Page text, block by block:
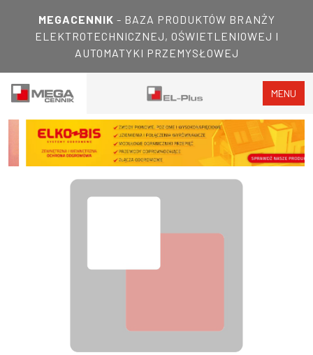
MEGACENNIK - BAZA PRODUKTÓW BRANŻY
ELEKTROTECHNICZNEJ, OŚWIETLENIOWEJ I
AUTOMATYKI PRZEMYSŁOWEJ
MENU